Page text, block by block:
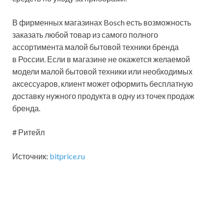
В фирменных магазинах Bosch есть возможность
заказать любой товар из самого полного
ассортимента малой бытовой техники бренда
в России. Если в магазине не окажется желаемой
модели малой бытовой техники или необходимых
аксессуаров, клиент может оформить бесплатную
доставку нужного продукта в одну из точек продаж
бренда.
# Ритейл
Источник: bitprice.ru